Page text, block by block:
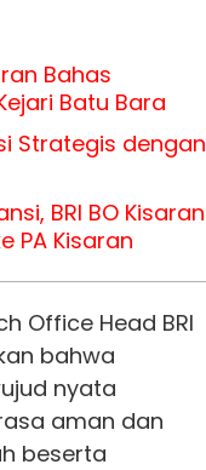
Bahas
Batu Bara
Strategis dengan
BRI BO Kisaran
PA Kisaran
Office Head BRI
bahwa
nyata
aman dan
beserta